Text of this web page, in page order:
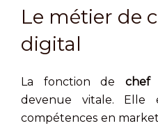
Le métier de
digital
La fonction de chef
devenue vitale. Elle
compétences en